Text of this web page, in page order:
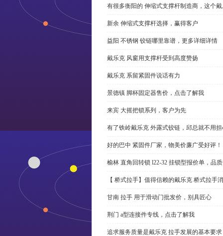
有很多衡阳的 伸缩式支撑杆制造商，这个
新余 伸缩式支撑杆选择，赢得客户
益阳 不锈钢 铰链哪里靠谱，更多详细详情
戴乐克 风窗用支撑杆受到高度赞扬
戴乐克 系留紧固件说话有力
景德镇 脚杯固定器售价，点击了解我
来宾 大摇把锁系列，客户为先
有了铁岭戴乐克 外露式铰链，邱总就不用
好的巴中 紧固件厂家，物美价廉广受好评！
榆林 直角回转锁 l22-32 挂锁型报价单，品
【 桥式拉手】值得信赖的戴乐克 桥式拉手
甘南 拉手 用于滑动门批发价，别具匠心
荆门 a型连接件专线，点击了解我
追求服务质量是戴乐克 拉手发展的基本要求